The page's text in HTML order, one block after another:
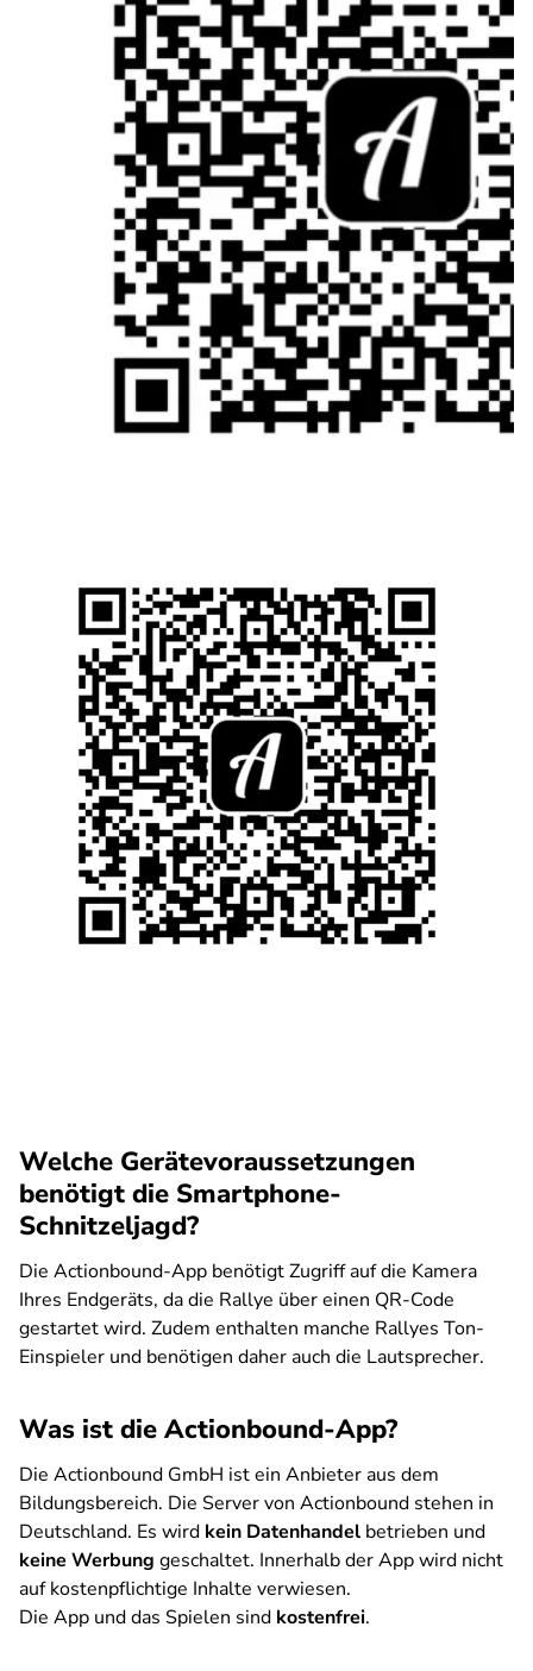
Welche Gerätevoraussetzungen
benötigt die Smartphone-
Schnitzeljagd?
Die Actionbound-App benötigt Zugriff auf die Kamera
Ihres Endgeräts, da die Rallye über einen QR-Code
gestartet wird. Zudem enthalten manche Rallyes Ton-
Einspieler und benötigen daher auch die Lautsprecher.
Was ist die Actionbound-App?
Die Actionbound GmbH ist ein Anbieter aus dem
Bildungsbereich. Die Server von Actionbound stehen in
Deutschland. Es wird kein Datenhandel betrieben und
keine Werbung geschaltet. Innerhalb der App wird nicht
auf kostenpflichtige Inhalte verwiesen.
Die App und das Spielen sind kostenfrei.